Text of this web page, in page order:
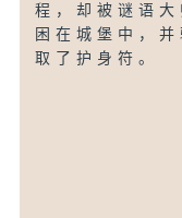
程，却被谜语大
困在城堡中，并
取了护身符。